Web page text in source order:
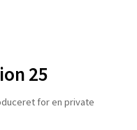
25
for en private